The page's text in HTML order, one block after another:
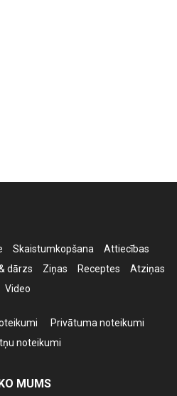
Skaistumkopšana
Attiecības
dārzs Ziņas Receptes
Atziņas
Video
Privātuma noteikumi
noteikumi
MUMS